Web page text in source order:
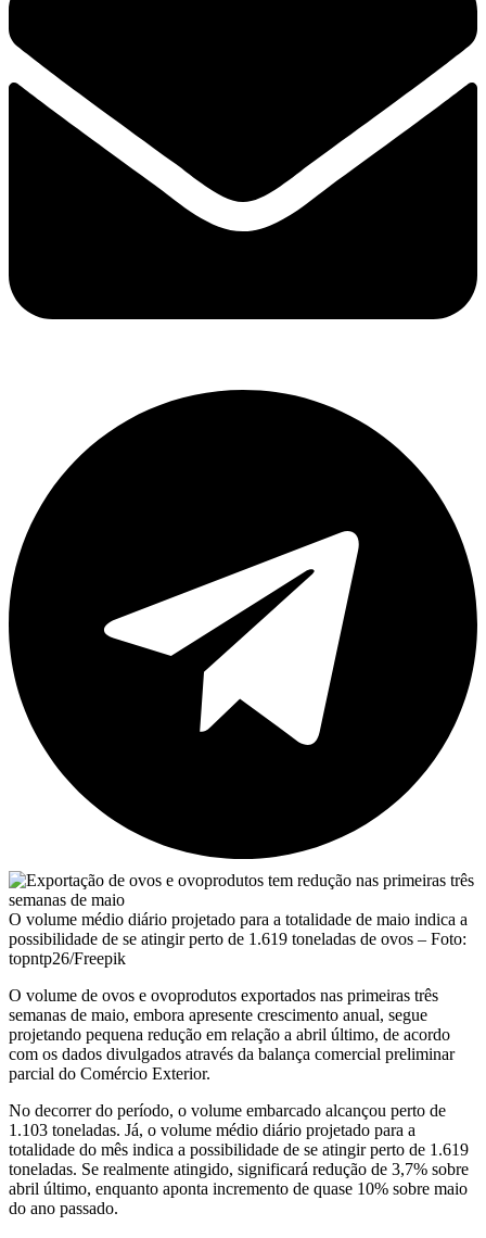
O volume médio diário projetado para a totalidade de maio indica a
possibilidade de se atingir perto de 1.619 toneladas de ovos – Foto:
topntp26/Freepik
O volume de ovos e ovoprodutos exportados nas primeiras três
semanas de maio, embora apresente crescimento anual, segue
projetando pequena redução em relação a abril último, de acordo
com os dados divulgados através da balança comercial preliminar
parcial do Comércio Exterior.
No decorrer do período, o volume embarcado alcançou perto de
1.103 toneladas. Já, o volume médio diário projetado para a
totalidade do mês indica a possibilidade de se atingir perto de 1.619
toneladas. Se realmente atingido, significará redução de 3,7% sobre
abril último, enquanto aponta incremento de quase 10% sobre maio
do ano passado.